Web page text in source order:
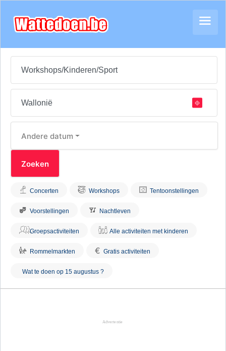
Andere datum
Concerten Workshops Tentoonstellingen
Voorstellingen Nachtleven
Groepsactiviteiten Alle activiteiten met kinderen
Rommelmarkten € Gratis activiteiten
Wat te doen op 15 augustus ?